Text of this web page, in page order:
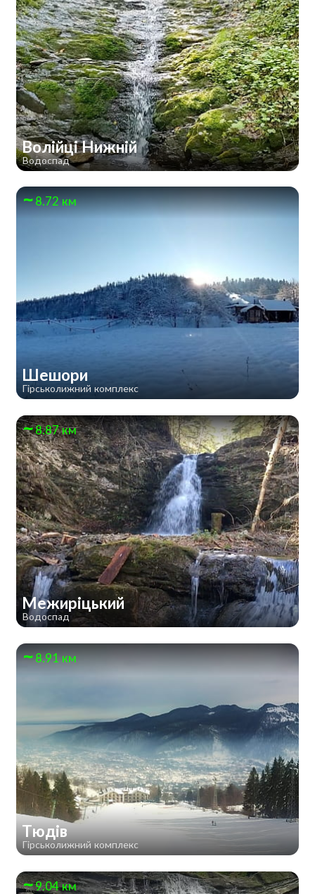
Волійці Нижній
Водоспад
8.72 км
Шешори
Гірськолижний комплекс
8.87 км
Межиріцький
Водоспад
8.91 км
Тюдів
Гірськолижний комплекс
9.04 км